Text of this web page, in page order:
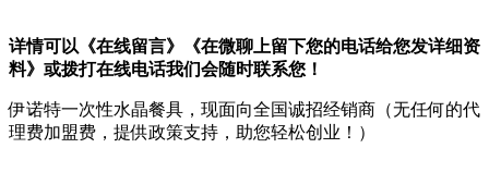
详情可以《在线留言》《在微聊上留下您的电话给您发详细资
料》或拨打在线电话我们会随时联系您！
伊诺特一次性水晶餐具，现面向全国诚招经销商（无任何的代
理费加盟费，提供政策支持，助您轻松创业！）